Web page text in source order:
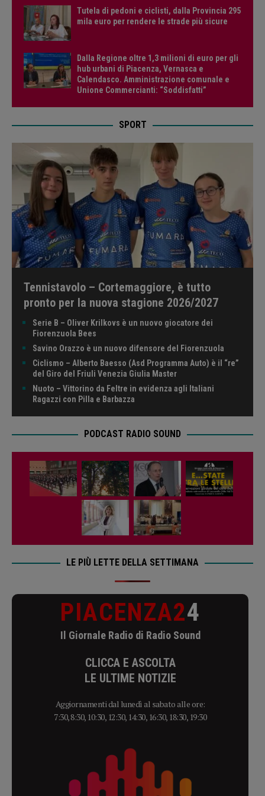
Tutela di pedoni e ciclisti, dalla Provincia 295
mila euro per rendere le strade più sicure
Dalla Regione oltre 1,3 milioni di euro per gli
hub urbani di Piacenza, Vernasca e
Calendasco. Amministrazione comunale e
Unione Commercianti: “Soddisfatti”
SPORT
Tennistavolo – Cortemaggiore, è tutto
pronto per la nuova stagione 2026/2027
Serie B – Oliver Krilkovs è un nuovo giocatore dei
Fiorenzuola Bees
Savino Orazzo è un nuovo difensore del Fiorenzuola
Ciclismo – Alberto Baesso (Asd Programma Auto) è il “re”
del Giro del Friuli Venezia Giulia Master
Nuoto – Vittorino da Feltre in evidenza agli Italiani
Ragazzi con Pilla e Barbazza
PODCAST RADIO SOUND
LE PIÙ LETTE DELLA SETTIMANA
PIACENZA24
Il Giornale Radio di Radio Sound
CLICCA E ASCOLTA
LE ULTIME NOTIZIE
Aggiornamenti dal lunedì al sabato alle ore:
7:30, 8:30, 10:30, 12:30, 14:30, 16:30, 18:30, 19:30